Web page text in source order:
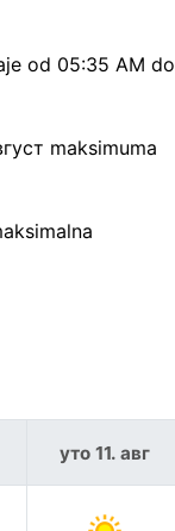
od 05:35 AM do
maksimuma
уто 11. авг